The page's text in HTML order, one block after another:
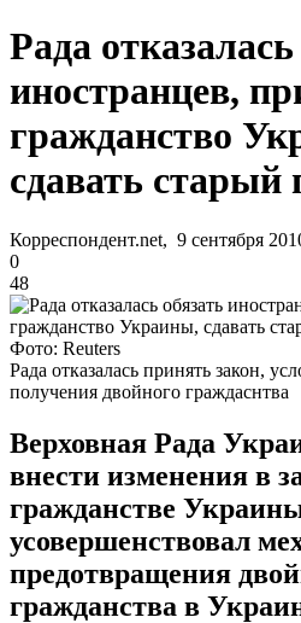
Рада отказалась
иностранцев,
гражданство
сдавать старый
Корреспондент.net, 9 сентября
0
48
Фото: Reuters
Рада отказалась принять закон,
получения двойного граждаснтва
Верховная Рада
внести изменения в
гражданстве
усовершенствовал
предотвращения
гражданства в